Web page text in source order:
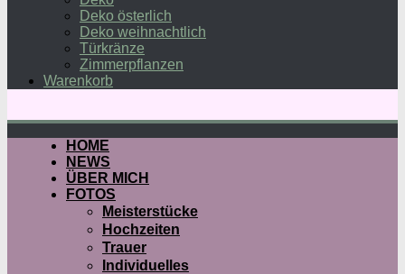
Deko österlich
Deko weihnachtlich
Türkränze
Zimmerpflanzen
Warenkorb
HOME
NEWS
ÜBER MICH
FOTOS
Meisterstücke
Hochzeiten
Trauer
Individuelles